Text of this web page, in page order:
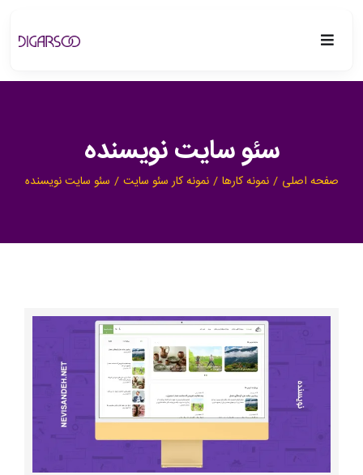
Toggle
Navigation
بلاگ
سئو سایت نویسنده
صفحه اصلی نمونه کارها نمونه کار سئو سایت سئو سایت نویسنده
مشاهده